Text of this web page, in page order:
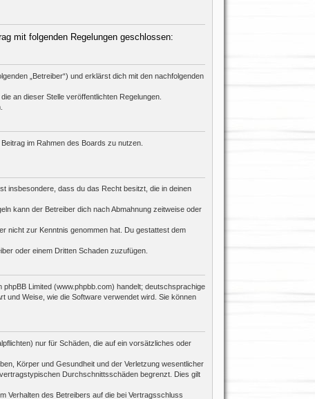
mit folgenden Regelungen geschlossen:
„Betreiber“) und erklärst dich mit den nachfolgenden
an dieser Stelle veröffentlichten Regelungen.
im Rahmen des Boards zu nutzen.
insbesondere, dass du das Recht besitzt, die in deinen
kann der Betreiber dich nach Abmahnung zeitweise oder
nicht zur Kenntnis genommen hat. Du gestattest dem
oder einem Dritten Schaden zuzufügen.
Limited (www.phpbb.com) handelt; deutschsprachige
und Weise, wie die Software verwendet wird. Sie können
nur für Schäden, die auf ein vorsätzliches oder
Körper und Gesundheit und der Verletzung wesentlicher
Durchschnittsschäden begrenzt. Dies gilt
Verhalten des Betreibers auf die bei Vertragsschluss